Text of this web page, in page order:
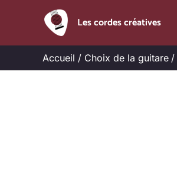
Les cordes créatives
Accueil Choix de la guitare